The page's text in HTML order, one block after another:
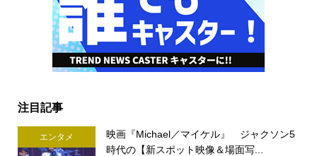
注目記事
エンタメ
映画『Michael／マイケル』 ジャクソン5
時代の【新スポット映像＆場面写...